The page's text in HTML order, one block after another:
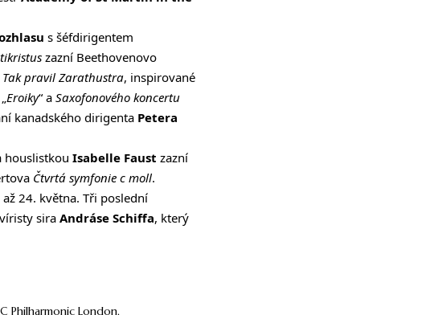
s šéfdirigentem
zazní Beethovenovo
Tak pravil Zarathustra, inspirované
„Eroiky“ a Saxofonového koncertu
kanadského dirigenta Petera
houslistkou Isabelle Faust zazní
Čtvrtá symfonie c moll.
24. května. Tři poslední
sira Andráse Schiffa, který
Philharmonic London